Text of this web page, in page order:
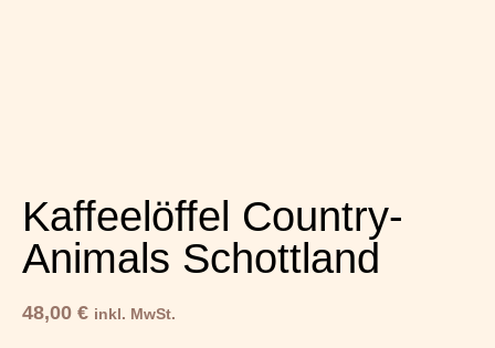
Kaffeelöffel Country-
Animals Schottland
48,00 € inkl. MwSt.